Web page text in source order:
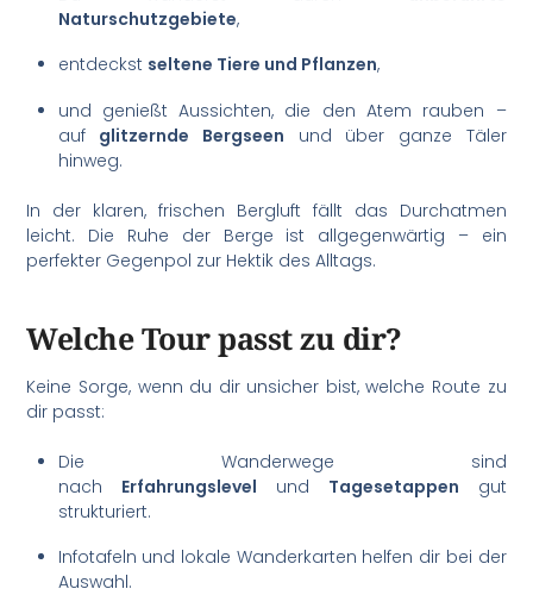
Naturschutzgebiete,
entdeckst seltene Tiere und Pflanzen,
und genießt Aussichten, die den Atem rauben –
auf glitzernde Bergseen und über ganze Täler
hinweg.
In der klaren, frischen Bergluft fällt das Durchatmen
leicht. Die Ruhe der Berge ist allgegenwärtig – ein
perfekter Gegenpol zur Hektik des Alltags.
Welche Tour passt zu dir?
Keine Sorge, wenn du dir unsicher bist, welche Route zu
dir passt:
Die Wanderwege sind
nach Erfahrungslevel und Tagesetappen gut
strukturiert.
Infotafeln und lokale Wanderkarten helfen dir bei der
Auswahl.